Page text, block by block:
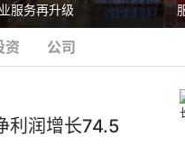
服务再升级
资 公司
利润增长74.5